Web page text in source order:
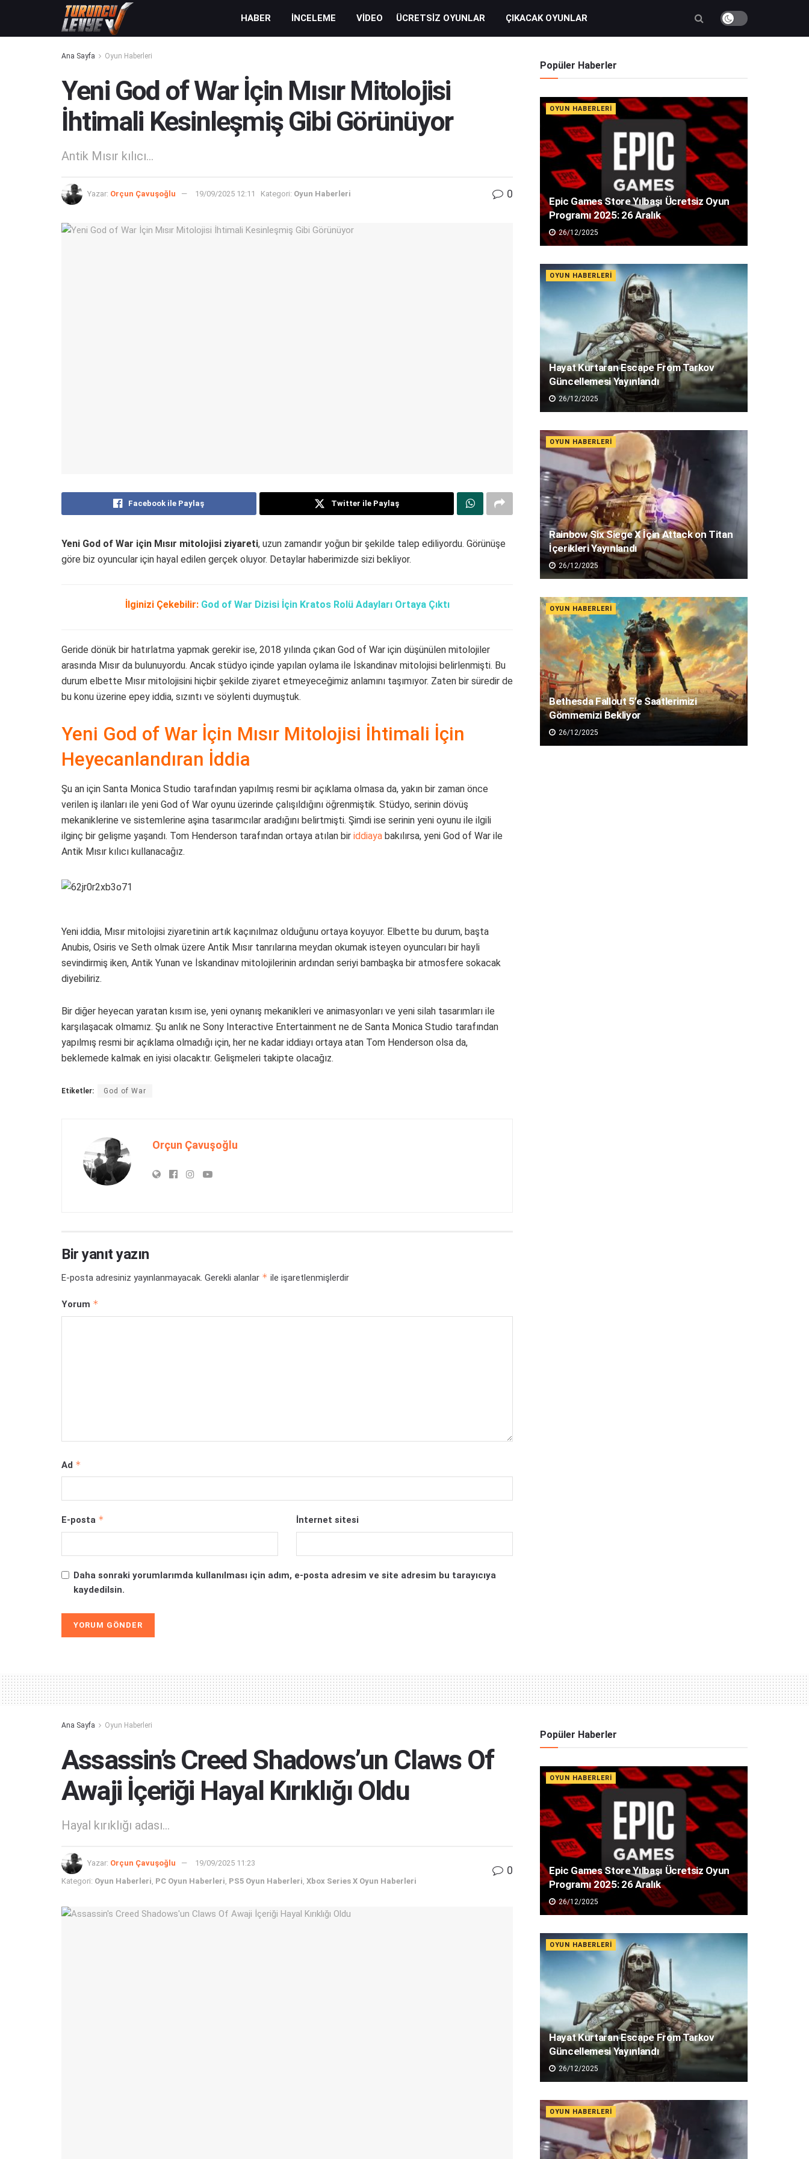
HABER İNCELEME VIDEO ÜCRETSIZ OYUNLAR ÇIKACAK OYUNLAR
Ana Sayfa Oyun Haberleri
Yeni God of War İçin Mısır Mitolojisi
İhtimali Kesinleşmiş Gibi Görünüyor
Antik Mısır kılıcı...
Yazar: Orçun Çavuşoğlu 19/09/2025 12:11 Kategori: Oyun Haberleri 0
Facebook ile Paylaş Twitter ile Paylaş
Yeni God of War için Mısır mitolojisi ziyareti, uzun zamandır yoğun bir şekilde talep ediliyordu. Görünüşe
göre biz oyuncular için hayal edilen gerçek oluyor. Detaylar haberimizde sizi bekliyor.
İlginizi Çekebilir: God of War Dizisi İçin Kratos Rolü Adayları Ortaya Çıktı
Geride dönük bir hatırlatma yapmak gerekir ise, 2018 yılında çıkan God of War için düşünülen mitolojiler
arasında Mısır da bulunuyordu. Ancak stüdyo içinde yapılan oylama ile İskandinav mitolojisi belirlenmişti. Bu
durum elbette Mısır mitolojisini hiçbir şekilde ziyaret etmeyeceğimiz anlamını taşımıyor. Zaten bir süredir de
bu konu üzerine epey iddia, sızıntı ve söylenti duymuştuk.
Yeni God of War İçin Mısır Mitolojisi İhtimali İçin
Heyecanlandıran İddia
Şu an için Santa Monica Studio tarafından yapılmış resmi bir açıklama olmasa da, yakın bir zaman önce
verilen iş ilanları ile yeni God of War oyunu üzerinde çalışıldığını öğrenmiştik. Stüdyo, serinin dövüş
mekaniklerine ve sistemlerine aşina tasarımcılar aradığını belirtmişti. Şimdi ise serinin yeni oyunu ile ilgili
ilginç bir gelişme yaşandı. Tom Henderson tarafından ortaya atılan bir iddiaya bakılırsa, yeni God of War ile
Antik Mısır kılıcı kullanacağız.
Yeni iddia, Mısır mitolojisi ziyaretinin artık kaçınılmaz olduğunu ortaya koyuyor. Elbette bu durum, başta
Anubis, Osiris ve Seth olmak üzere Antik Mısır tanrılarına meydan okumak isteyen oyuncuları bir hayli
sevindirmiş iken, Antik Yunan ve İskandinav mitolojilerinin ardından seriyi bambaşka bir atmosfere sokacak
diyebiliriz.
Bir diğer heyecan yaratan kısım ise, yeni oynanış mekanikleri ve animasyonları ve yeni silah tasarımları ile
karşılaşacak olmamız. Şu anlık ne Sony Interactive Entertainment ne de Santa Monica Studio tarafından
yapılmış resmi bir açıklama olmadığı için, her ne kadar iddiayı ortaya atan Tom Henderson olsa da,
beklemede kalmak en iyisi olacaktır. Gelişmeleri takipte olacağız.
Etiketler: God of War
Orçun Çavuşoğlu
Bir yanıt yazın
E-posta adresiniz yayınlanmayacak. Gerekli alanlar * ile işaretlenmişlerdir
Yorum *
Ad *
E-posta * İnternet sitesi
Daha sonraki yorumlarımda kullanılması için adım, e-posta adresim ve site adresim bu tarayıcıya
kaydedilsin.
Popüler Haberler
OYUN HABERLERI
Epic Games Store Yılbaşı Ücretsiz Oyun
Programı 2025: 26 Aralık
26/12/2025
OYUN HABERLERI
Hayat Kurtaran Escape From Tarkov
Güncellemesi Yayınlandı
26/12/2025
OYUN HABERLERI
Rainbow Six Siege X İçin Attack on Titan
İçerikleri Yayınlandı
26/12/2025
OYUN HABERLERI
Bethesda Fallout 5’e Saatlerimizi
Gömmemizi Bekliyor
26/12/2025
Ana Sayfa Oyun Haberleri
Assassin’s Creed Shadows’un Claws Of
Awaji İçeriği Hayal Kırıklığı Oldu
Hayal kırıklığı adası...
Yazar: Orçun Çavuşoğlu 19/09/2025 11:23
Kategori: Oyun Haberleri, PC Oyun Haberleri, PS5 Oyun Haberleri, Xbox Series X Oyun Haberleri
0
Popüler Haberler
OYUN HABERLERI
Epic Games Store Yılbaşı Ücretsiz Oyun
Programı 2025: 26 Aralık
26/12/2025
OYUN HABERLERI
Hayat Kurtaran Escape From Tarkov
Güncellemesi Yayınlandı
26/12/2025
OYUN HABERLERI